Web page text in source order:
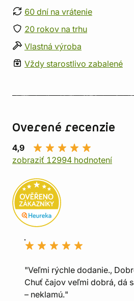
60 dní na vrátenie
20 rokov na trhu
Vlastná výroba
Vždy starostlivo zabalené
Overené recenzie
4,9
zobraziť 12994 hodnotení
"Veľmi rýchle dodanie.,
Chuť čajov veľmi dobrá, dá
– neklamú."